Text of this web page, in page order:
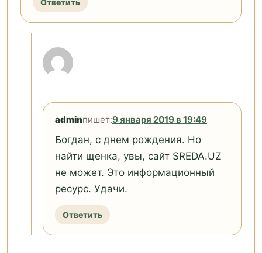
Ответить
adminпишет:9 января 2019 в 19:49
Богдан, с днем рождения. Но
найти щенка, увы, сайт SREDA.UZ
не может. Это информационный
ресурс. Удачи.
Ответить